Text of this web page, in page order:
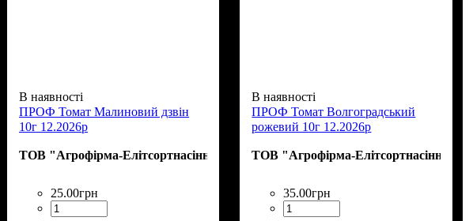
В наявності
ПРОФ Томат Малиновий дзвін
10г 12.2026р
ТОВ "Агрофірма-Елітсортнасіння"
25.00грн
В наявності
ПРОФ Томат Волгоградський
рожевий 10г 12.2026р
ТОВ "Агрофірма-Елітсортнасіння"
35.00грн